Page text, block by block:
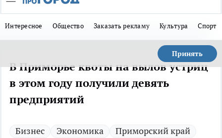
Интересное Общество Заказать рекламу Культура Спорт
Принять
В Приморье квоты на вылов устриц
в этом году получили девять
предприятий
Бизнес Экономика
Приморский край